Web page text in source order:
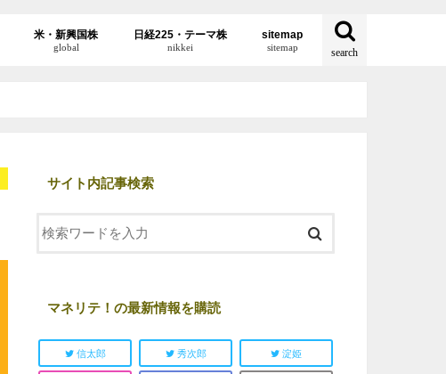
search
米・新興国株
global
日経225・テーマ株
nikkei
sitemap
sitemap
サイト内記事検索
マネリテ！の最新情報を購読
信太郎 秀次郎 淀姫